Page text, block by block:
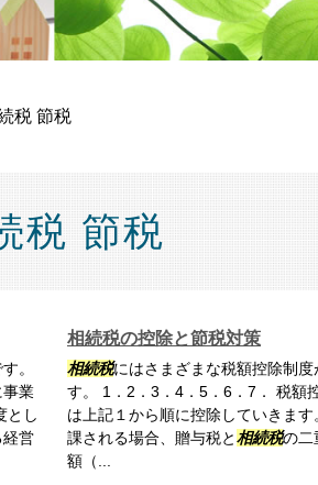
税 節税
税 節税
。
事業
とし
経営
相続税の控除と節税対策
相続税にはさまざまな税額控除制
す。 1．2．3．4．5．6．7． 税額
は上記１から順に控除していきま
課される場合、贈与税と相続税の二
額（...